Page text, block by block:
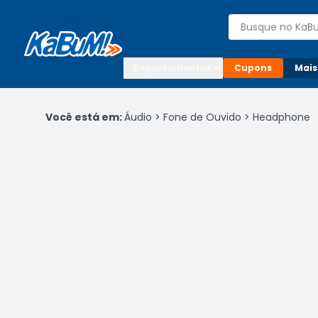
Buscar
Cupons
Você está em:Áudio > Fone de Ouvido > Headphone